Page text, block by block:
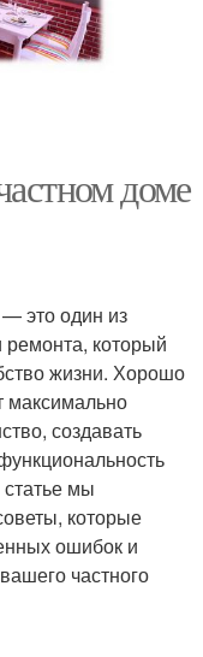
доме
это один из
ремонта, который
жизни. Хорошо
максимально
создавать
мы
которые
ошибок и
частного